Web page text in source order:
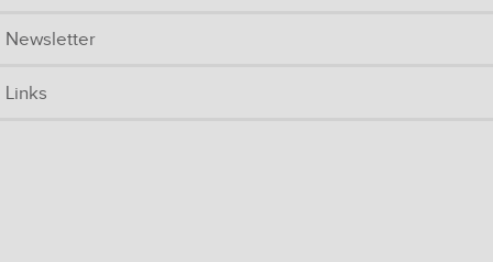
Newsletter
Links